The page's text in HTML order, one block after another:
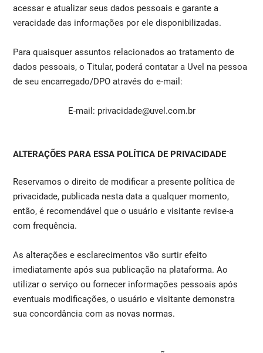
acessar e atualizar seus dados pessoais e garante a
veracidade das informações por ele disponibilizadas.
Para quaisquer assuntos relacionados ao tratamento de
dados pessoais, o Titular, poderá contatar a Uvel na pessoa
de seu encarregado/DPO através do e-mail:
E-mail: privacidade@uvel.com.br
ALTERAÇÕES PARA ESSA POLÍTICA DE PRIVACIDADE
Reservamos o direito de modificar a presente política de
privacidade, publicada nesta data a qualquer momento,
então, é recomendável que o usuário e visitante revise-a
com frequência.
As alterações e esclarecimentos vão surtir efeito
imediatamente após sua publicação na plataforma. Ao
utilizar o serviço ou fornecer informações pessoais após
eventuais modificações, o usuário e visitante demonstra
sua concordância com as novas normas.